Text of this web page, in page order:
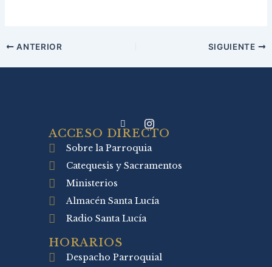
ANTERIOR SIGUIENTE
ACCESO DIRECTO
Sobre la Parroquia
Catequesis y Sacramentos
Ministerios
Almacén Santa Lucía
Radio Santa Lucía
HORARIOS
Despacho Parroquial